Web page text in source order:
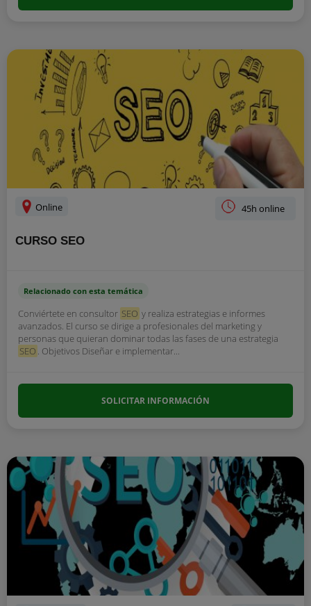
Online 45h online
CURSO SEO
Relacionado con esta temática
Conviértete en consultor SEO y realiza estrategias e informes
avanzados. El curso se dirige a profesionales del marketing y
personas que quieran dominar todas las fases de una estrategia
SEO . Objetivos Diseñar e implementar...
SOLICITAR INFORMACIÓN